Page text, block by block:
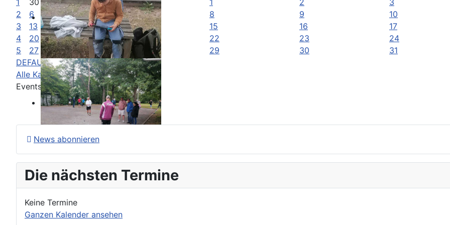
1
30 31 1 2 3
2
6 7 8 9 10
3
13 14 15 16 17
4
20 21 22 23 24
5
27 28 29 30 31
DEFAULT
Alle Kategorien ...
Events aller Kategorien anzeigen
News abonnieren
Die nächsten Termine
Keine Termine
Ganzen Kalender ansehen